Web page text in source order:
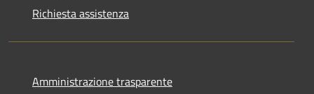
Richiesta assistenza
Amministrazione trasparente